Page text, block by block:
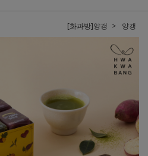
[화과방]양갱 양갱